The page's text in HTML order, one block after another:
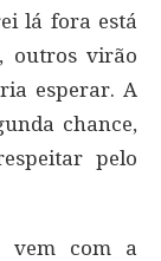
lá fora está
outros virão
esperar. A
chance,
pelo
vem com a